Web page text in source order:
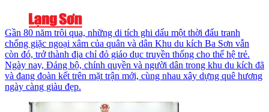
Gần 80 năm trôi qua, những di tích ghi dấu một thời đấu tranh
chống giặc ngoại xâm của quân và dân Khu du kích Ba Sơn vẫn
còn đó, trở thành địa chỉ đỏ giáo dục truyền thống cho thế hệ trẻ.
Ngày nay, Đảng bộ, chính quyền và người dân trong khu du kích đã
và đang đoàn kết trên mặt trận mới, cùng nhau xây dựng quê hương
ngày càng giàu đẹp.